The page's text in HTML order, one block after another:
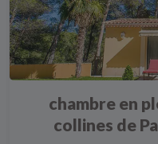
chambre en
collines de